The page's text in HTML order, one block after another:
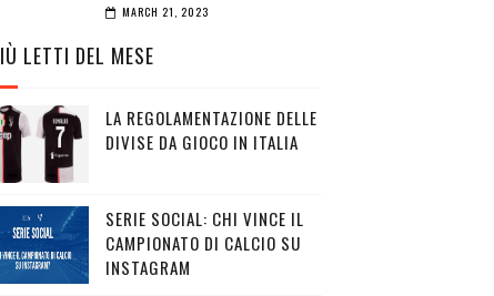
MARCH 21, 2023
LETTI DEL MESE
LA REGOLAMENTAZIONE DELLE
DIVISE DA GIOCO IN ITALIA
SERIE SOCIAL: CHI VINCE IL
CAMPIONATO DI CALCIO SU
INSTAGRAM